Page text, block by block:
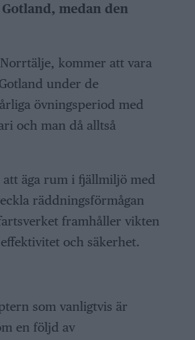
medan den
kommer att vara
under de
övningsperiod med
och man då alltså
äga rum i fjällmiljö med
räddningsförmågan
framhåller vikten
och säkerhet.
som vanligtvis är
en följd av